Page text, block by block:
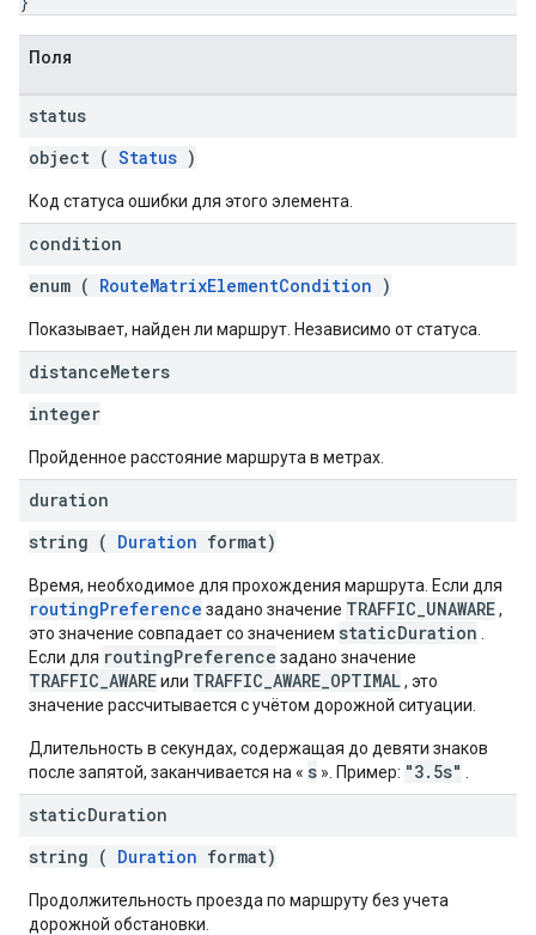
Поля
status
object ( Status )
Код статуса ошибки для этого элемента.
condition
enum ( RouteMatrixElementCondition )
Показывает, найден ли маршрут. Независимо от статуса.
distanceMeters
integer
Пройденное расстояние маршрута в метрах.
duration
string ( Duration format)
Время, необходимое для прохождения маршрута. Если для
routingPreference задано значение TRAFFIC_UNAWARE,
это значение совпадает со значением staticDuration
Если для routingPreference задано значение
TRAFFIC_AWAREили TRAFFIC_AWARE_OPTIMAL, это
значение рассчитывается с учётом дорожной ситуации.
Длительность в секундах, содержащая до девяти знаков
после запятой, заканчивается на « s ». Пример: "3.5s"
staticDuration
string ( Duration format)
Продолжительность проезда по маршруту без учета
дорожной обстановки.